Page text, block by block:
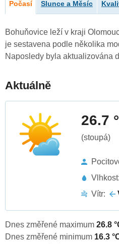
Počasí Slunce a Měsíc
Bohuňovice leží v kraji
je sestavena podle několika
Naposledy byla aktualizována
Aktuálně
26.7
(stoupá)
Vlhkost:
Vítr:
Dnes změřené maximum 26.8
Dnes změřené minimum 16.3